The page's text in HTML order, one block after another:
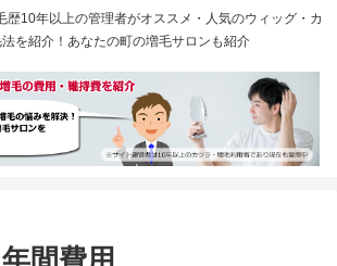
歴10年以上の管理者がオススメ・人気のウィッグ・カ
を紹介！あなたの町の増毛サロンも紹介